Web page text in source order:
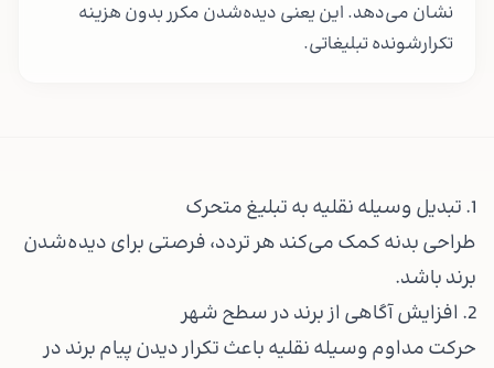
نشان می‌دهد. این یعنی دیده‌شدن مکرر بدون هزینه
تکرارشونده تبلیغاتی.
1. تبدیل وسیله نقلیه به تبلیغ متحرک
طراحی بدنه کمک می‌کند هر تردد، فرصتی برای دیده‌شدن
برند باشد.
2. افزایش آگاهی از برند در سطح شهر
حرکت مداوم وسیله نقلیه باعث تکرار دیدن پیام برند در